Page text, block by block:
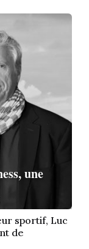
une
sportif, Luc
de